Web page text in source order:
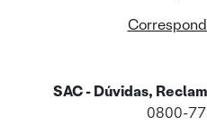
SAC - Dúvidas,
0800-